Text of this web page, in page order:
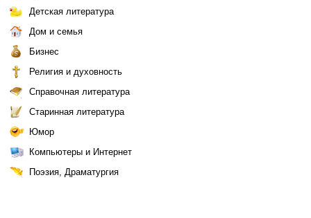
Детская литература
Дом и семья
Бизнес
Религия и духовность
Справочная литература
Старинная литература
Юмор
Компьютеры и Интернет
Поэзия, Драматургия